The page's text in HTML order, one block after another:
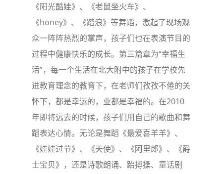
《阳光酷娃》、《老鼠坐火车》、
《honey》、《踏浪》等舞蹈，激起了现场观
众一阵阵热烈的掌声，孩子们也在表演节目的
过程中健康快乐的成长。第三篇章为“幸福生
活”，每一个生活在北大附中的孩子在学校先
进教育理念的教育下，在老师们孜孜不倦的关
怀下，都是幸运的，业都是幸福的。在2010
年即将远去的时候，孩子们用自己的歌曲和舞
蹈表达心情。无论是舞蹈《最爱喜羊羊》、
《娃娃过节》、《天使》、《阿里郎》、《爵
士宝贝》，还是诗歌朗诵、跆搏操、童话剧